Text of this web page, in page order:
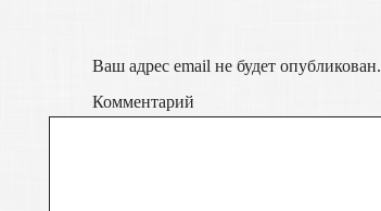
Ваш адрес email не будет опубликован.
Комментарий